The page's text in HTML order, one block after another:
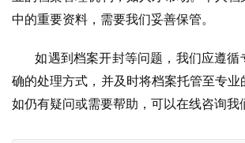
中的重要资料，需要我们妥善保管。
如遇到档案开封等问题，我们应遵循
确的处理方式，并及时将档案托管至专业
如仍有疑问或需要帮助，可以在线咨询我